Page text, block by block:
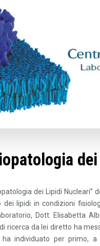
dei Lipidi
dei lipidi in condizioni
Dott. Elisabetta
ricerca da lei diretto ha
individuato per primo, a